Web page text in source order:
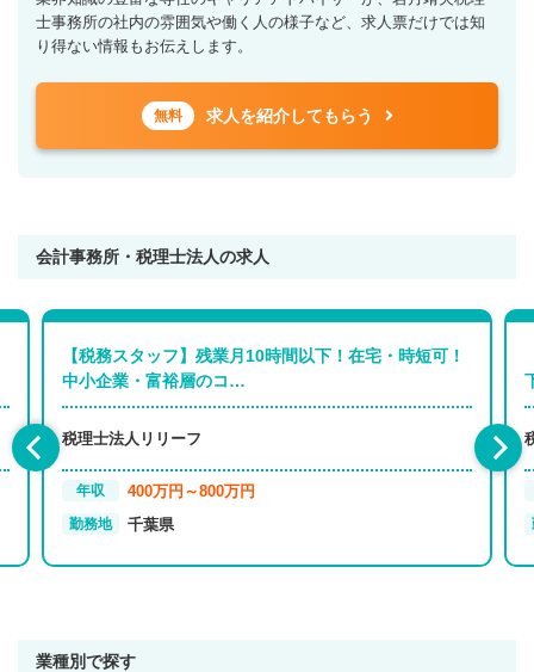
士事務所の社内の雰囲気や働く人の様子など、求人票だけでは知
り得ない情報もお伝えします。
無料 求人を紹介してもらう
会計事務所・税理士法人の求人
【税務スタッフ】残業月10時間以下！在宅・時短可！
中小企業・富裕層のコ…
税理士法人リリーフ
年収 400万円～800万円
勤務地 千葉県
業種別で探す